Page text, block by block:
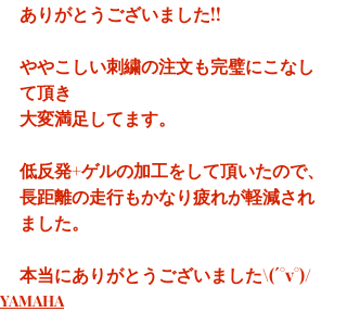
ありがとうございました!!
ややこしい刺繍の注文も完璧にこなし
て頂き
大変満足してます。
低反発+ゲルの加工をして頂いたので、
長距離の走行もかなり疲れが軽減され
ました。
本当にありがとうございました\(´°v°)/
YAMAHA